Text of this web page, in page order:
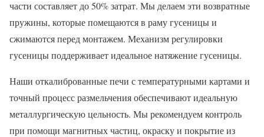
части составляет до 50% затрат. Мы делаем эти возвратные
пружины, которые помещаются в раму гусеницы и
сжимаются перед монтажем. Механизм регулировки
гусеницы поддерживает идеальное натяжение гусеницы.
Наши откалиброванные печи с температурными картами и
точный процесс размельчения обеспечивают идеальную
металлургическую цельность. Мы рекомендуем контроль
при помощи магнитных частиц, окраску и покрытие из